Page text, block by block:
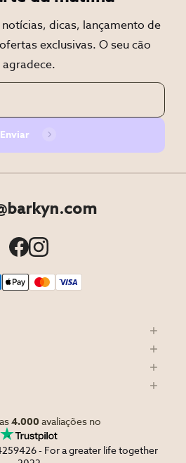
dicas, lançamento de
exclusivas. O seu cão
agradece.
Enviar
4.000 avaliações no
- For a greater life together